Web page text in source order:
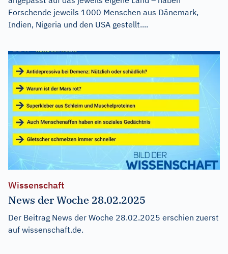
Forschende jeweils 1000 Menschen aus Dänemark,
Indien, Nigeria und den USA gestellt....
Wissenschaft
News der Woche 28.02.2025
Der Beitrag News der Woche 28.02.2025 erschien zuerst
auf wissenschaft.de.